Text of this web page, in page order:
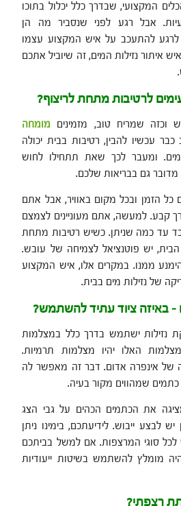
המקצועי, שבדרך כלל יכלול בתוכו
אבל רגע לפני שנסביר מה הן
לרגע להתעכב על איש המקצוע עצמו
איתור נזילות המים, זה שיוביל אתכם
לרטיבות מתחת לריצוף?
וכזה שמריח טוב, מזמינים
מומחה
עכשיו להבין, רטיבות בבית יכולה
ומעבר לכך שאת תתחילו לחוש
גם בבריאות שלכם.
הזמן ובכל מקום באוויר, אבל אתם
קבע. למעשה, אתם מעוניינים לצמצם
עד כמה שניתן. כשיש רטיבות מתחת
יש פוטנציאל לצמיחה של עובש.
ממנו. במקרים אלו, איש המקצוע
של נזילות מים בבית.
– באיזה ציוד עתיד להשתמש?
נזילות ישתמש בדרך כלל במצלמות
האלו יהיו מצלמות תרמיות.
של אינפרה אדום. דבר זה מאפשר לה
שמהווים מקור בעיה.
את הכתמים הכהים על גבי הצג
לבצע ייבוש. לידיעתכם, בימינו ניתן
סוגי המרצפות. אם למשל בביתכם
מומלץ להשתמש בשיטות ייעודיות
רצפתי?